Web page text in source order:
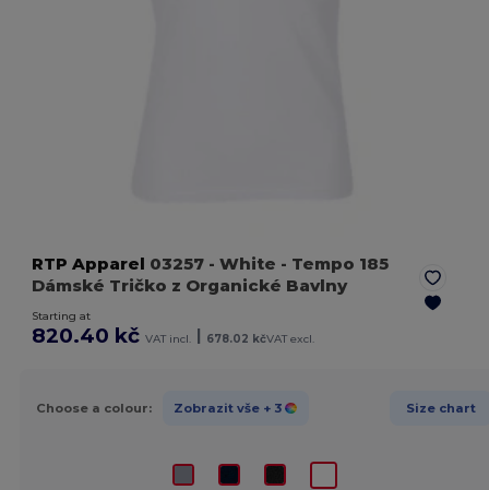
RTP Apparel 03257 - White - Tempo 185
Dámské Tričko z Organické Bavlny
Starting at
820.40 kč VAT incl. | 678.02 kčVAT excl.
Choose a colour: Zobrazit vše + 3 Size chart